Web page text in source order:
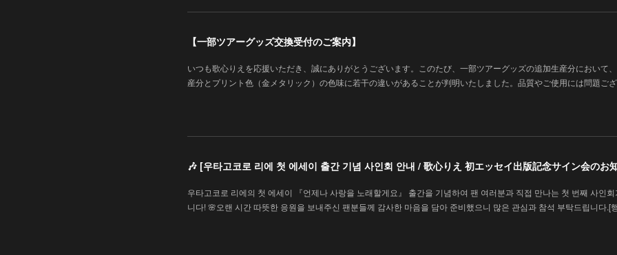
【一部ツアーグッズ交換受付のご案内】
いつも歌心りえを応援いただき、誠にありがとうございます。このたび、一部ツアーグッズの追加生産分において
産分とプリント色（金メタリック）の色味に若干の違いがあることが判明いたしました。品質やご使用には問題ご
🎶 [우타고코로 리에 첫 에세이 출간 기념 사인회 안내 / 歌心りえ 初エッセイ出版記念サイン会のお
우타고코로 리에의 첫 에세이 『언제나 사랑을 노래할게요』 출간을 기념하여 팬 여러분과 직접 만나는 첫 번째 사인
니다! 🌸오랜 시간 따뜻한 응원을 보내주신 팬분들께 감사한 마음을 담아 준비했으니 많은 관심과 참석 부탁드립니다.[